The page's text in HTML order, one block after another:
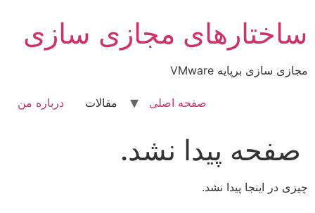
محتوا
ساختارهای مجازی سازی
مجازی سازی برپایه VMware
صفحه اصلی مقالات درباره من
صفحه پیدا نشد.
چیزی در اینجا پیدا نشد.